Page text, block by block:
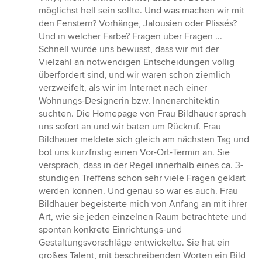
möglichst hell sein sollte. Und was machen wir mit
den Fenstern? Vorhänge, Jalousien oder Plissés?
Und in welcher Farbe? Fragen über Fragen ...
Schnell wurde uns bewusst, dass wir mit der
Vielzahl an notwendigen Entscheidungen völlig
überfordert sind, und wir waren schon ziemlich
verzweifelt, als wir im Internet nach einer
Wohnungs-Designerin bzw. Innenarchitektin
suchten. Die Homepage von Frau Bildhauer sprach
uns sofort an und wir baten um Rückruf. Frau
Bildhauer meldete sich gleich am nächsten Tag und
bot uns kurzfristig einen Vor-Ort-Termin an. Sie
versprach, dass in der Regel innerhalb eines ca. 3-
stündigen Treffens schon sehr viele Fragen geklärt
werden können. Und genau so war es auch. Frau
Bildhauer begeisterte mich von Anfang an mit ihrer
Art, wie sie jeden einzelnen Raum betrachtete und
spontan konkrete Einrichtungs-und
Gestaltungsvorschläge entwickelte. Sie hat ein
großes Talent, mit beschreibenden Worten ein Bild